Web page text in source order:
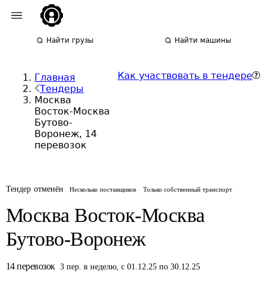
Найти грузы Найти машины
Главная
Тендеры
Москва
Восток-Москва
Бутово-
Воронеж, 14
перевозок
Как участвовать в тендере
Тендер отменён Несколько поставщиков Только собственный транспорт
Москва Восток-Москва
Бутово-Воронеж
14 перевозок 3 пер. в неделю, с 01.12.25 по 30.12.25